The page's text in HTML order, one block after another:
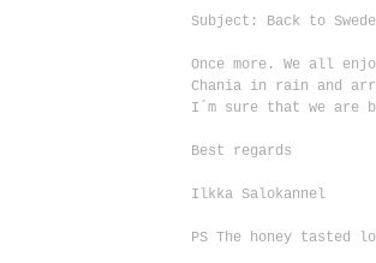
Subject: Back to
Once more. We all
Chania in rain and
I´m sure that we are
          Best regards
          Ilkka Salokannel
PS The honey tasted